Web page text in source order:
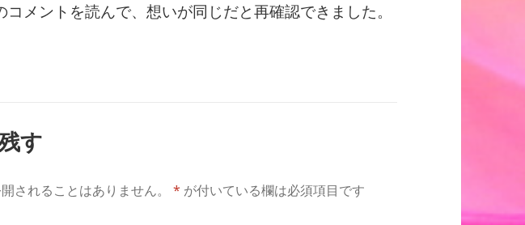
メントを読んで、想いが同じだと再確認できました。
す
されることはありません。 * が付いている欄は必須項目です